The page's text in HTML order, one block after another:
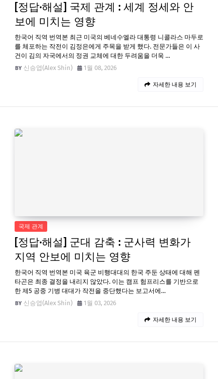
[정답·해설] 국제 관계 : 세계 정세와 안
보에 미치는 영향
한국어 직역 번역본 최근 미국의 베네수엘라 대통령 니콜라스 마두로
를 체포하는 작전이 김정은에게 주목을 받게 했다. 전문가들은 이 사
건이 김의 자국에서의 정권 교체에 대한 두려움을 더욱 …
신승엽(Alex Shin)
1월 08, 2026
자세한 내용 보기
국제 관계
[정답·해설] 군대 감축 : 군사력 변화가
지역 안보에 미치는 영향
한국어 직역 번역본 미국 육군 비행대대의 한국 주둔 상태에 대해 펜
타곤은 최종 결정을 내리지 않았다. 이는 캠프 험프리스를 기반으로
한 제5 공중 기병 대대가 작전을 중단했다는 보고서에…
신승엽(Alex Shin)
1월 03, 2026
자세한 내용 보기